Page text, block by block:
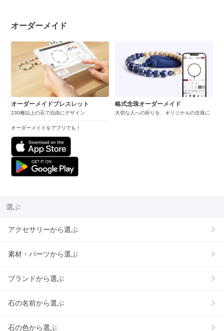
オーダーメイド
オーダーメイドブレスレット
230種以上の石で自由にデザイン
オーダーメイドをアプリでも！
略式念珠オーダーメイド
大切な人への祈りを、オリジナルの念珠に
選ぶ
アクセサリーから選ぶ
素材・パーツから選ぶ
ブランドから選ぶ
石の名前から選ぶ
石の色から選ぶ